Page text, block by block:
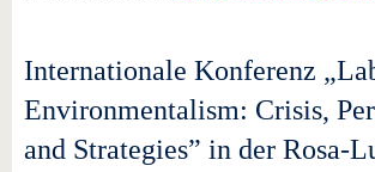
Internationale Konferenz
Environmentalism: Crisis,
and Strategies” in der Rosa-